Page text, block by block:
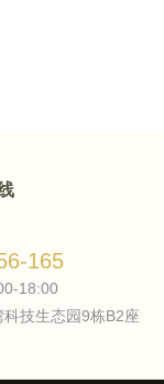
165
18:00
技生态园9栋B2座